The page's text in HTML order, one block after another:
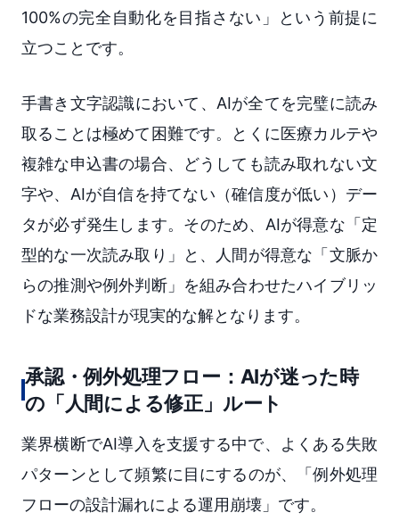
100%の完全自動化を目指さない」という前提に
立つことです。
手書き文字認識において、AIが全てを完璧に読み
取ることは極めて困難です。とくに医療カルテや
複雑な申込書の場合、どうしても読み取れない文
字や、AIが自信を持てない（確信度が低い）デー
タが必ず発生します。そのため、AIが得意な「定
型的な一次読み取り」と、人間が得意な「文脈か
らの推測や例外判断」を組み合わせたハイブリッ
ドな業務設計が現実的な解となります。
承認・例外処理フロー：AIが迷った時
の「人間による修正」ルート
業界横断でAI導入を支援する中で、よくある失敗
パターンとして頻繁に目にするのが、「例外処理
フローの設計漏れによる運用崩壊」です。